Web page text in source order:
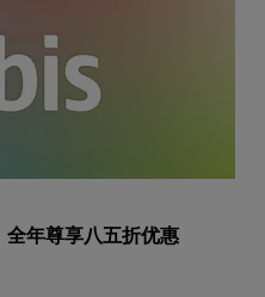
全年尊享八五折优惠